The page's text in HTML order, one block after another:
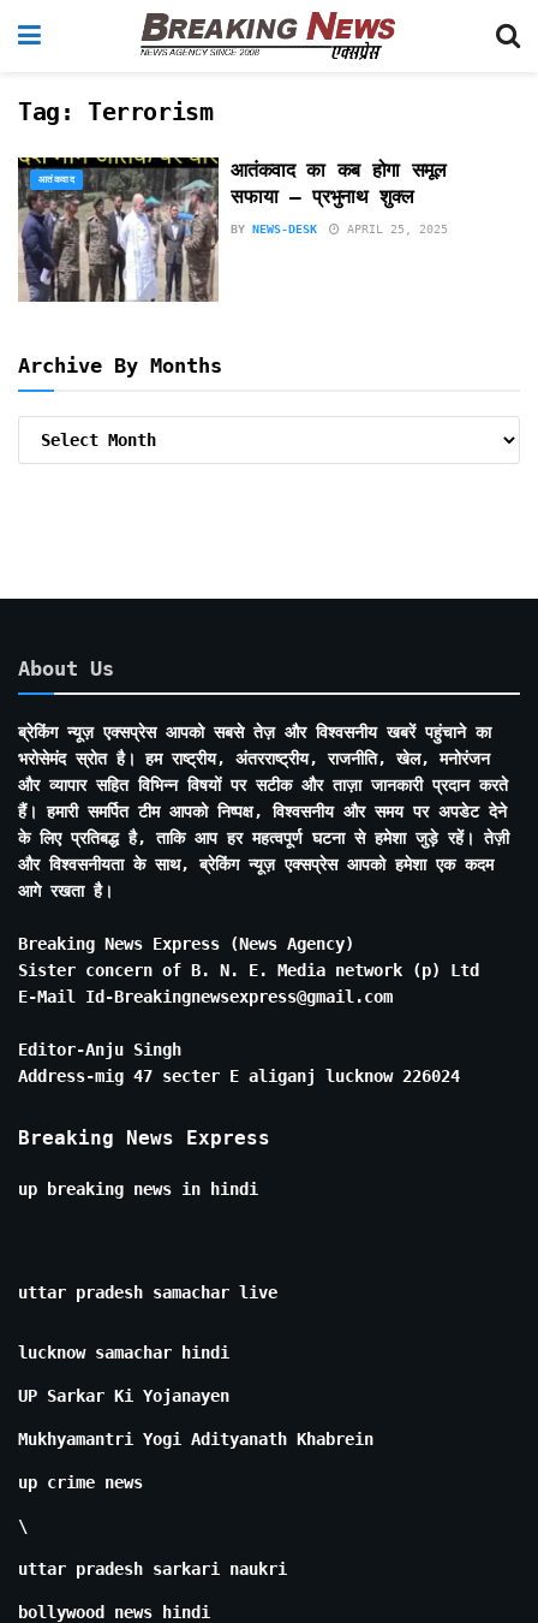
Tag: Terrorism
आतंकवाद
आतंकवाद का कब होगा समूल
सफाया – प्रभुनाथ शुक्ल
BY NEWS-DESK APRIL 25, 2025
Archive By Months
About Us
ब्रेकिंग न्यूज़ एक्सप्रेस आपको सबसे तेज़ और विश्वसनीय खबरें पहुंचाने का
भरोसेमंद स्रोत है। हम राष्ट्रीय, अंतरराष्ट्रीय, राजनीति, खेल, मनोरंजन
और व्यापार सहित विभिन्न विषयों पर सटीक और ताज़ा जानकारी प्रदान करते
हैं। हमारी समर्पित टीम आपको निष्पक्ष, विश्वसनीय और समय पर अपडेट देने
के लिए प्रतिबद्ध है, ताकि आप हर महत्वपूर्ण घटना से हमेशा जुड़े रहें। तेज़ी
और विश्वसनीयता के साथ, ब्रेकिंग न्यूज़ एक्सप्रेस आपको हमेशा एक कदम
आगे रखता है।
Breaking News Express (News Agency)
Sister concern of B. N. E. Media network (p) Ltd
E-Mail Id-Breakingnewsexpress@gmail.com
Editor-Anju Singh
Address-mig 47 secter E aliganj lucknow 226024
Breaking News Express
up breaking news in hindi
uttar pradesh samachar live
lucknow samachar hindi
UP Sarkar Ki Yojanayen
Mukhyamantri Yogi Adityanath Khabrein
up crime news
\
uttar pradesh sarkari naukri
bollywood news hindi